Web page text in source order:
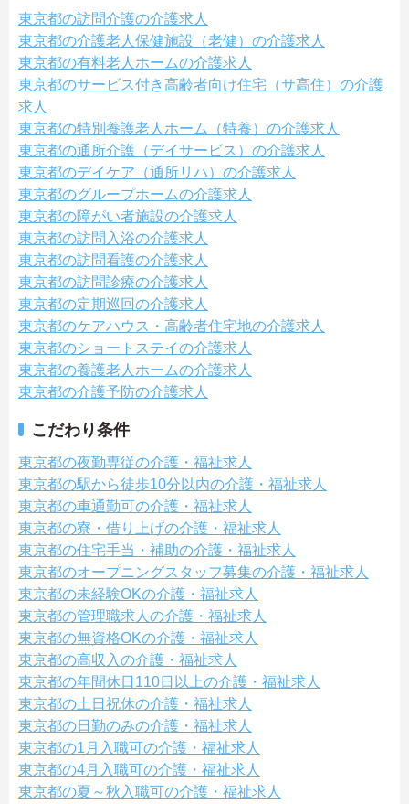
東京都の訪問介護の介護求人
東京都の介護老人保健施設（老健）の介護求人
東京都の有料老人ホームの介護求人
東京都のサービス付き高齢者向け住宅（サ高住）の介護
求人
東京都の特別養護老人ホーム（特養）の介護求人
東京都の通所介護（デイサービス）の介護求人
東京都のデイケア（通所リハ）の介護求人
東京都のグループホームの介護求人
東京都の障がい者施設の介護求人
東京都の訪問入浴の介護求人
東京都の訪問看護の介護求人
東京都の訪問診療の介護求人
東京都の定期巡回の介護求人
東京都のケアハウス・高齢者住宅地の介護求人
東京都のショートステイの介護求人
東京都の養護老人ホームの介護求人
東京都の介護予防の介護求人
こだわり条件
東京都の夜勤専従の介護・福祉求人
東京都の駅から徒歩10分以内の介護・福祉求人
東京都の車通勤可の介護・福祉求人
東京都の寮・借り上げの介護・福祉求人
東京都の住宅手当・補助の介護・福祉求人
東京都のオープニングスタッフ募集の介護・福祉求人
東京都の未経験OKの介護・福祉求人
東京都の管理職求人の介護・福祉求人
東京都の無資格OKの介護・福祉求人
東京都の高収入の介護・福祉求人
東京都の年間休日110日以上の介護・福祉求人
東京都の土日祝休の介護・福祉求人
東京都の日勤のみの介護・福祉求人
東京都の1月入職可の介護・福祉求人
東京都の4月入職可の介護・福祉求人
東京都の夏～秋入職可の介護・福祉求人